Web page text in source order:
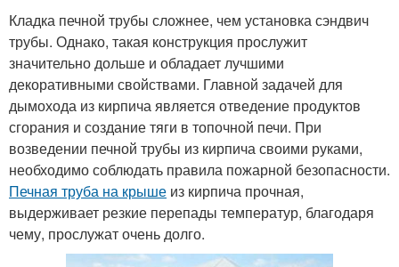
Кладка печной трубы сложнее, чем установка сэндвич
трубы. Однако, такая конструкция прослужит
значительно дольше и обладает лучшими
декоративными свойствами. Главной задачей для
дымохода из кирпича является отведение продуктов
сгорания и создание тяги в топочной печи. При
возведении печной трубы из кирпича своими руками,
необходимо соблюдать правила пожарной безопасности.
Печная труба на крыше из кирпича прочная,
выдерживает резкие перепады температур, благодаря
чему, прослужат очень долго.